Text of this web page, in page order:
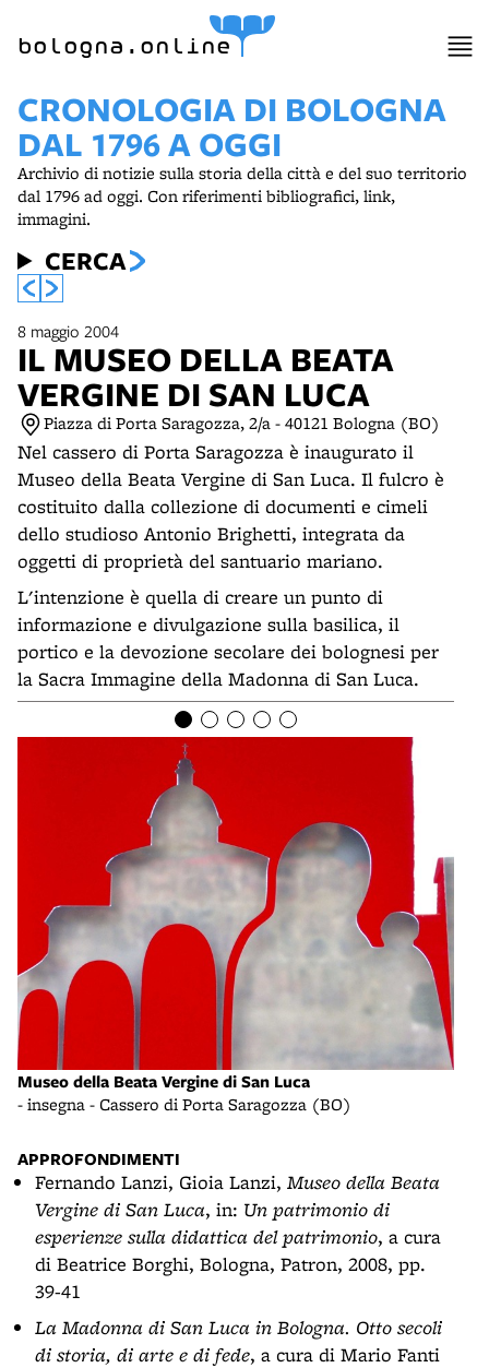
bologna.online
CRONOLOGIA DI BOLOGNA
DAL 1796 A OGGI
Archivio di notizie sulla storia della città e del suo territorio
dal 1796 ad oggi. Con riferimenti bibliografici, link,
immagini.
CERCA
8 maggio 2004
IL MUSEO DELLA BEATA
VERGINE DI SAN LUCA
Piazza di Porta Saragozza, 2/a - 40121 Bologna (BO)
Nel cassero di Porta Saragozza è inaugurato il
Museo della Beata Vergine di San Luca. Il fulcro è
costituito dalla collezione di documenti e cimeli
dello studioso Antonio Brighetti, integrata da
oggetti di proprietà del santuario mariano.
L'intenzione è quella di creare un punto di
informazione e divulgazione sulla basilica, il
portico e la devozione secolare dei bolognesi per
la Sacra Immagine della Madonna di San Luca.
Museo della Beata Vergine di San Luca
- insegna - Cassero di Porta Saragozza (BO)
APPROFONDIMENTI
Fernando Lanzi, Gioia Lanzi, Museo della Beata
Vergine di San Luca, in: Un patrimonio di
esperienze sulla didattica del patrimonio, a cura
di Beatrice Borghi, Bologna, Patron, 2008, pp.
39-41
La Madonna di San Luca in Bologna. Otto secoli
di storia, di arte e di fede, a cura di Mario Fanti